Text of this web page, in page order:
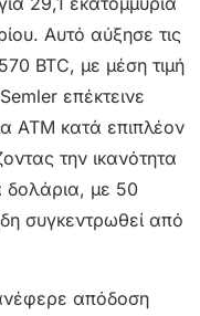
Αυτό αύξησε τις
BTC, με μέση τιμή
επέκτεινε
ATM κατά επιπλέον
την ικανότητα
δολάρια, με 50
συγκεντρωθεί από
απόδοση